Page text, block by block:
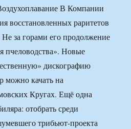
В Компании
восстановленных раритетов
за горами его продолжение
пчеловодства». Новые
дискографию
можно качать на
Кругах. Ещё одна
отобрать среди
трибьют-проекта